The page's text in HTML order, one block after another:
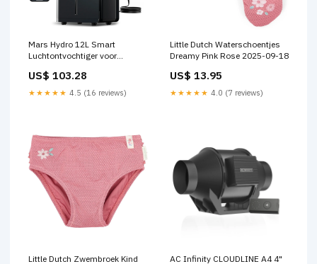
Mars Hydro 12L Smart
Luchtontvochtiger voor
met iControl Compatibiliteit,
VPD Klimaatregeling &
US$ 103.28
★★★★★ 4.5 (16 reviews)
Little Dutch Waterschoentjes
Dreamy Pink Rose 2025-09-18
US$ 13.95
★★★★★ 4.0 (7 reviews)
Little Dutch Zwembroek Kind AC Infinity CLOUDLINE A4 4"